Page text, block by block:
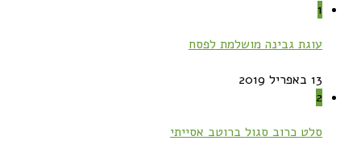
1
עוגת גבינה מושלמת לפסח
13 באפריל 2019
2
סלט כרוב סגול ברוטב אסייתי